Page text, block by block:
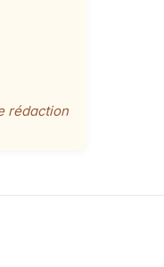
rédaction